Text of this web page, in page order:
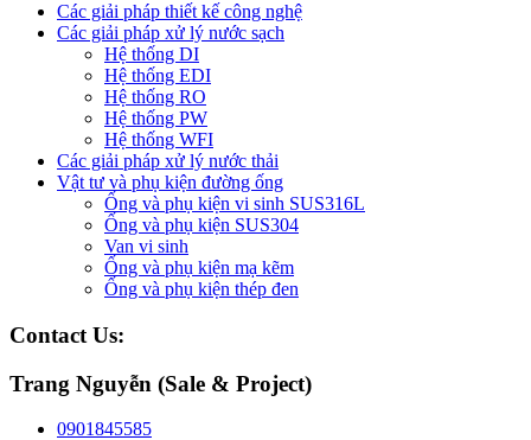
Các giải pháp thiết kế công nghệ
Các giải pháp xử lý nước sạch
Hệ thống DI
Hệ thống EDI
Hệ thống RO
Hệ thống PW
Hệ thống WFI
Các giải pháp xử lý nước thải
Vật tư và phụ kiện đường ống
Ống và phụ kiện vi sinh SUS316L
Ống và phụ kiện SUS304
Van vi sinh
Ống và phụ kiện mạ kẽm
Ống và phụ kiện thép đen
Contact Us:
Trang Nguyễn (Sale & Project)
0901845585